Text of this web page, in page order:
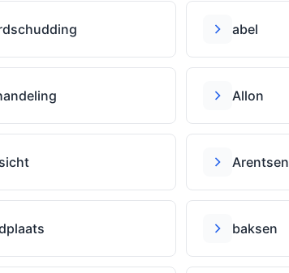
abel
Allon
Arentsen
baksen